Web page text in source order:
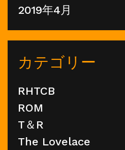
2019年4月
カテゴリー
RHTCB
ROM
T＆R
The Lovelace